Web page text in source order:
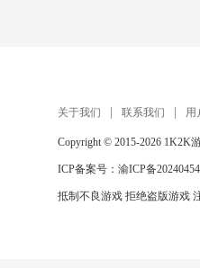
关于我们 联系我们 用
Copyright © 2015-2026 1K2K
ICP备案号： 渝ICP备
抵制不良游戏 拒绝盗版游戏